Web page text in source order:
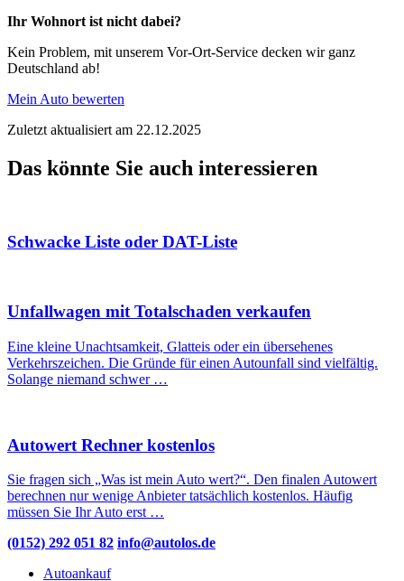
Ihr Wohnort ist nicht dabei?
Kein Problem, mit unserem Vor-Ort-Service decken wir ganz
Deutschland ab!
Mein Auto bewerten
Zuletzt aktualisiert am 22.12.2025
Das könnte Sie auch interessieren
Schwacke Liste oder DAT-Liste
Unfallwagen mit Totalschaden verkaufen
Eine kleine Unachtsamkeit, Glatteis oder ein übersehenes
Verkehrszeichen. Die Gründe für einen Autounfall sind vielfältig.
Solange niemand schwer …
Autowert Rechner kostenlos
Sie fragen sich „Was ist mein Auto wert?“. Den finalen Autowert
berechnen nur wenige Anbieter tatsächlich kostenlos. Häufig
müssen Sie Ihr Auto erst …
(0152) 292 051 82 info@autolos.de
Autoankauf